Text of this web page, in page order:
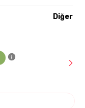
Diğer